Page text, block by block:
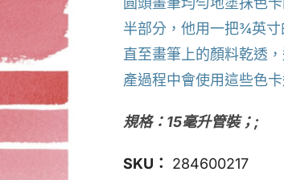
半部分，他用一把¾英
直至畫筆上的顏料乾透
產過程中會使用這些色
規格：15毫升管裝；;
SKU：
284600217